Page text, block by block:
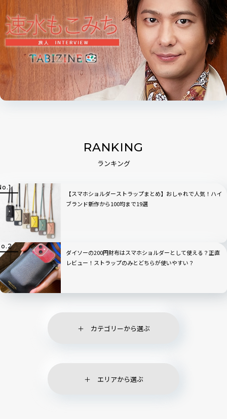
RANKING
ランキング
【スマホショルダーストラップまとめ】おしゃれで人気！ハイ
ブランド新作から100均まで19選
ダイソーの200円財布はスマホショルダーとして使える？正直
レビュー！ストラップのみとどちらが使いやすい？
カテゴリーから選ぶ
エリアから選ぶ